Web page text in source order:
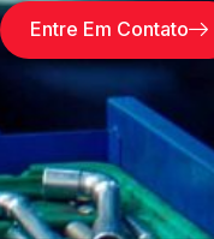
Entre Em Contato